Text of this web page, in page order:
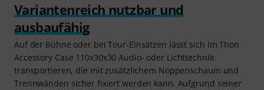
Variantenreich nutzbar und
ausbaufähig
Auf der Bühne oder bei Tour-Einsätzen lässt sich im Thon
Accessory Case 110x30x30 Audio- oder Lichttechnik
transportieren, die mit zusätzlichem Noppenschaum und
Trennwänden sicher fixiert werden kann. Aufgrund seiner